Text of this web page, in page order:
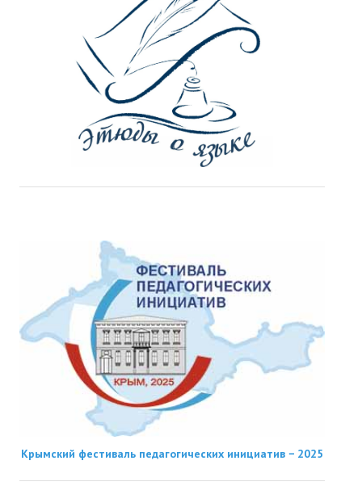
Крымский фестиваль педагогических инициатив − 2025